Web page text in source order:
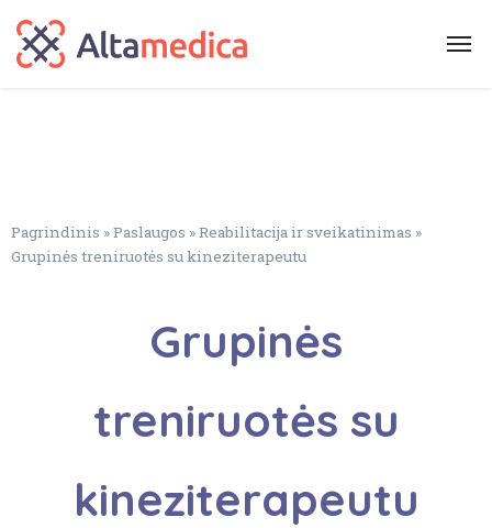
Pagrindinis »Paslaugos »Reabilitacija ir sveikatinimas »
Grupinės treniruotės su kineziterapeutu
Grupinės
treniruotės su
kineziterapeutu